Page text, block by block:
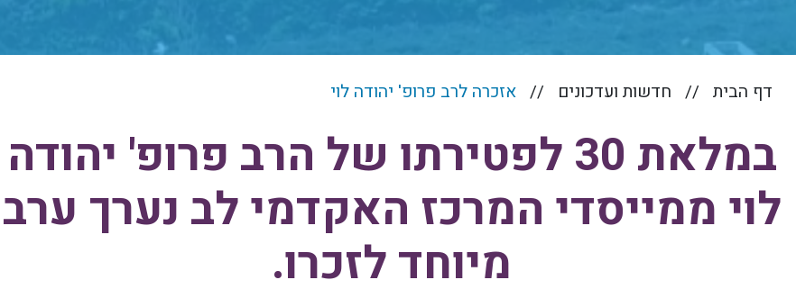
דף הבית חדשות ועדכונים אזכרה לרב פרופ' יהודה לוי
במלאת 30 לפטירתו של הרב פרופ' יהודה
לוי ממייסדי המרכז האקדמי לב נערך ערב
מיוחד לזכרו.